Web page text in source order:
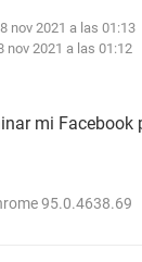
nov 2021 a las 01:13
nov 2021 a las 01:12
mi
95.0.4638.69